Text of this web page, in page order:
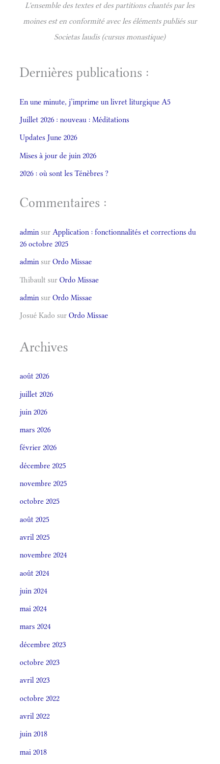
L'ensemble des textes et des partitions chantés par les
moines est en conformité avec les éléments publiés sur
Societas laudis (cursus monastique)
Dernières publications :
En une minute, j’imprime un livret liturgique A5
Juillet 2026 : nouveau : Méditations
Updates June 2026
Mises à jour de juin 2026
2026 : où sont les Ténèbres ?
Commentaires :
admin sur Application : fonctionnalités et corrections du
26 octobre 2025
admin sur Ordo Missae
Thibault sur Ordo Missae
admin sur Ordo Missae
Josué Kado sur Ordo Missae
Archives
août 2026
juillet 2026
juin 2026
mars 2026
février 2026
décembre 2025
novembre 2025
octobre 2025
août 2025
avril 2025
novembre 2024
août 2024
juin 2024
mai 2024
mars 2024
décembre 2023
octobre 2023
avril 2023
octobre 2022
avril 2022
juin 2018
mai 2018